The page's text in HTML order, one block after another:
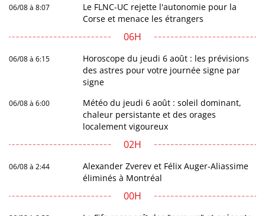
06/08 à 8:07
Le FLNC-UC rejette l'autonomie pour la
Corse et menace les étrangers
06H
06/08 à 6:15
Horoscope du jeudi 6 août : les prévisions
des astres pour votre journée signe par
signe
06/08 à 6:00
Météo du jeudi 6 août : soleil dominant,
chaleur persistante et des orages
localement vigoureux
02H
06/08 à 2:44
Alexander Zverev et Félix Auger-Aliassime
éliminés à Montréal
00H